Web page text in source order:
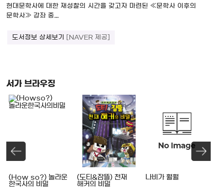
현대문학사에 대한 재성찰의 시간을 갖고자 마련된 ≪문학사 이후의
문학사≫ 강좌 중...
도서정보 상세보기 [NAVER 제공]
서가 브라우징
(How so?) 놀라운
한국사의 비밀
(도티&잠뜰) 천재
해커의 비밀
나비가 훨훨